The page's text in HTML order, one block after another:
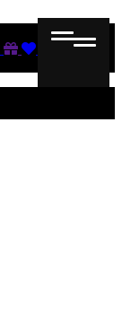
Gutscheine
Wunschliste
Warenkorb